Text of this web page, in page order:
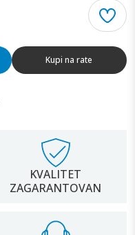
Kupi na rate
KVALITET
ZAGARANTOVAN